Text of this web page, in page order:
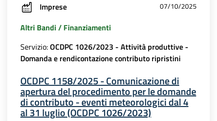
Imprese 07/10/2025
Altri Bandi / Finanziamenti
Servizio:OCDPC 1026/2023 - Attività produttive -
Domanda e rendicontazione contributo ripristini
OCDPC 1158/2025 - Comunicazione di
apertura del procedimento per le domande
di contributo - eventi meteorologici dal 4
al 31 luglio (OCDPC 1026/2023)